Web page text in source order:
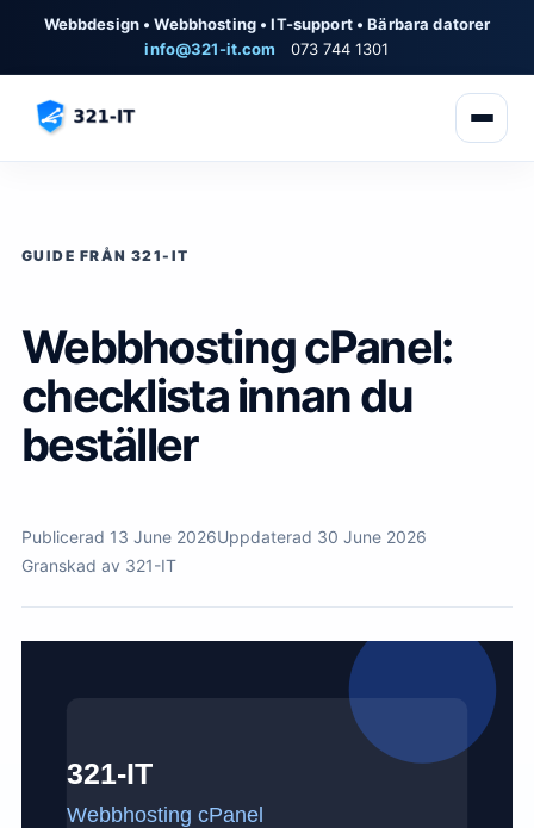
Webbdesign • Webbhosting • IT-support • Bärbara datorer
info@321-it.com 073 744 1301
GUIDE FRÅN 321-IT
Webbhosting cPanel:
checklista innan du
beställer
Publicerad 13 June 2026Uppdaterad 30 June 2026
Granskad av 321-IT